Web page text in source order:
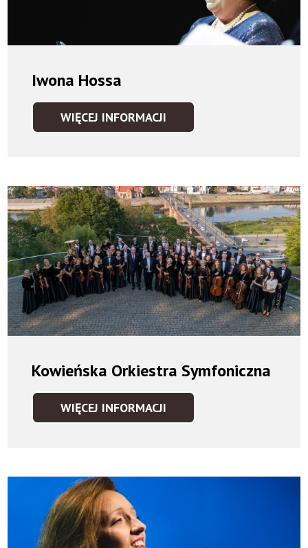
Iwona Hossa
WIĘCEJ INFORMACJI
IWONA
Kowieńska Orkiestra Symfoniczna
WIĘCEJ INFORMACJI
KOWIEŃSKA